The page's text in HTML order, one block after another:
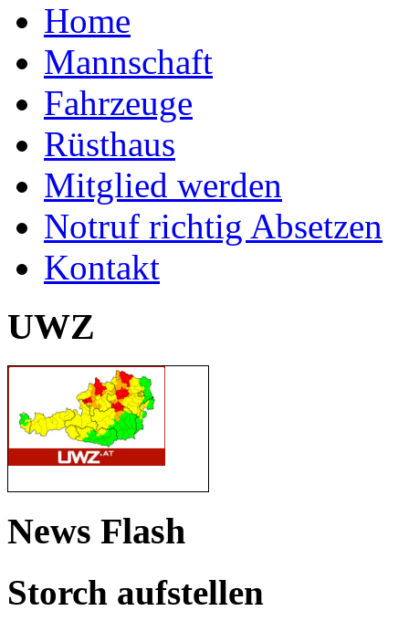
Home
Mannschaft
Fahrzeuge
Rüsthaus
Mitglied werden
Notruf richtig Absetzen
Kontakt
UWZ
News Flash
Storch aufstellen